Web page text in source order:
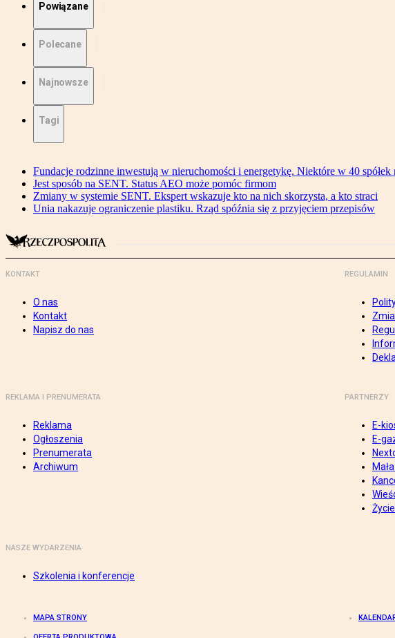
Powiązane
Polecane
Najnowsze
Tagi
Fundacje rodzinne inwestują w nieruchomości i energetykę. Niektóre w 40 spółek
Jest sposób na SENT. Status AEO może pomóc firmom
Zmiany w systemie SENT. Ekspert wskazuje kto na nich skorzysta, a kto straci
Unia nakazuje ograniczenie plastiku. Rząd spóźnia się z przyjęciem przepisów
KONTAKT
O nas
Kontakt
Napisz do nas
REGULAMIN
REKLAMA I PRENUMERATA
Reklama
Ogłoszenia
Prenumerata
Archiwum
PARTNERZY
E-
E-
NASZE WYDARZENIA
Szkolenia i konferencje
MAPA STRONY